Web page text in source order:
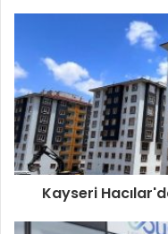
Kayseri